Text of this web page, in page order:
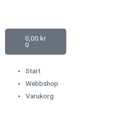
innehåll
0,00 kr
0
Varukorg
Start
Webbshop
Varukorg
a
tab)